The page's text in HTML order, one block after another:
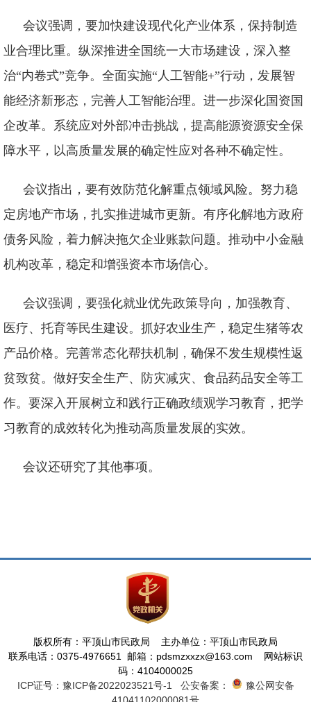
会议强调，要加快建设现代化产业体系，保持制造
业合理比重。纵深推进全国统一大市场建设，深入整
治“内卷式”竞争。全面实施“人工智能+”行动，发展智
能经济新形态，完善人工智能治理。进一步深化国资国
企改革。系统应对外部冲击挑战，提高能源资源安全保
障水平，以高质量发展的确定性应对各种不确定性。
会议指出，要有效防范化解重点领域风险。努力稳
定房地产市场，扎实推进城市更新。有序化解地方政府
债务风险，着力解决拖欠企业账款问题。推动中小金融
机构改革，稳定和增强资本市场信心。
会议强调，要强化就业优先政策导向，加强教育、
医疗、托育等民生建设。抓好农业生产，稳定生猪等农
产品价格。完善常态化帮扶机制，确保不发生规模性返
贫致贫。做好安全生产、防灾减灾、食品药品安全等工
作。要深入开展树立和践行正确政绩观学习教育，把学
习教育的成效转化为推动高质量发展的实效。
会议还研究了其他事项。
版权所有：平顶山市民政局 主办单位：平顶山市民政局
联系电话：0375-4976651 邮箱：pdsmzxxzx@163.com 网站标识
码：4104000025
ICP证号：豫ICP备2022023521号-1
公安备案：
豫公网安备